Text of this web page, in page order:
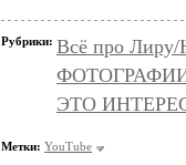
Рубрики: Всё про Лиру/
ФОТОГРАФИИ
ЭТО
Метки: YouTube